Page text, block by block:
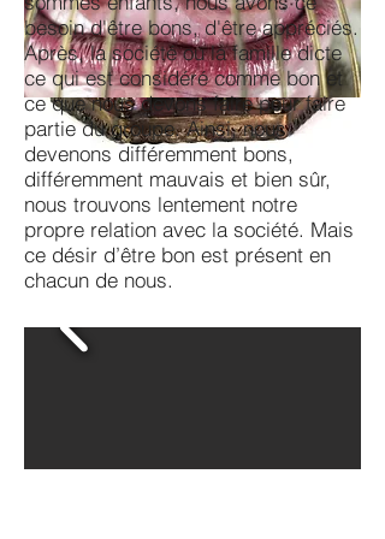
besoin d'être bons, d'être appréciés.
Après, la société ou la famille dicte
ce qui est considéré comme bon et
ce que nous devons faire pour faire
partie du groupe. Ainsi, nous
devenons différemment bons,
différemment mauvais et bien sûr,
nous trouvons lentement notre
propre relation avec la société. Mais
ce désir d’être bon est présent en
chacun de nous.